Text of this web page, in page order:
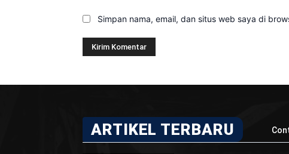
Simpan nama, email, dan situs web saya di
ARTIKEL TERBARU